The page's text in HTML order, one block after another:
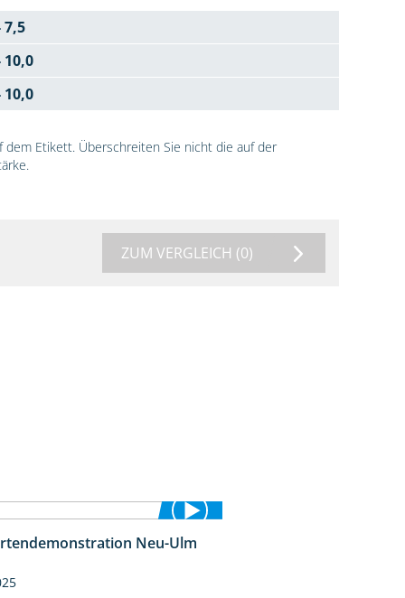
7,5
10,0
10,0
Etikett. Überschreiten Sie nicht die auf der
ZUM VERGLEICH (0)
7:10
Neu-Ulm